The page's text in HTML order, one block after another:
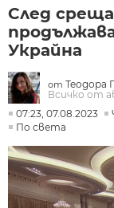
След
Украйна
от Теодора
Всичко от
07:23, 07.08.2023
По света